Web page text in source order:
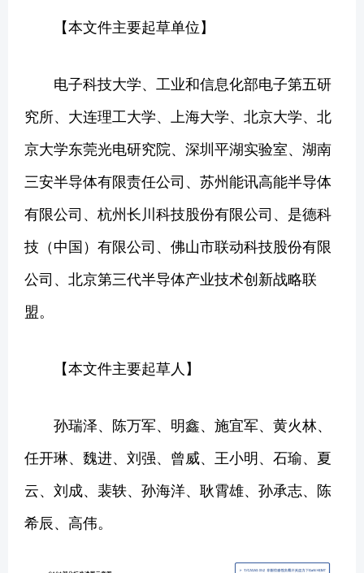
【本文件主要起草单位】
电子科技大学、工业和信息化部电子第五研
究所、大连理工大学、上海大学、北京大学、北
京大学东莞光电研究院、深圳平湖实验室、湖南
三安半导体有限责任公司、苏州能讯高能半导体
有限公司、杭州长川科技股份有限公司、是德科
技（中国）有限公司、佛山市联动科技股份有限
公司、北京第三代半导体产业技术创新战略联
盟。
【本文件主要起草人】
孙瑞泽、陈万军、明鑫、施宜军、黄火林、
任开琳、魏进、刘强、曾威、王小明、石瑜、夏
云、刘成、裴轶、孙海洋、耿霄雄、孙承志、陈
希辰、高伟。